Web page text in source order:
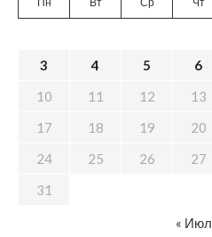
3
4 5 6
10
11 12 13
17
18 19 20
24
25 26 27
31
« Июл